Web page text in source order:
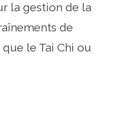
la gestion de la
de
le Tai Chi ou